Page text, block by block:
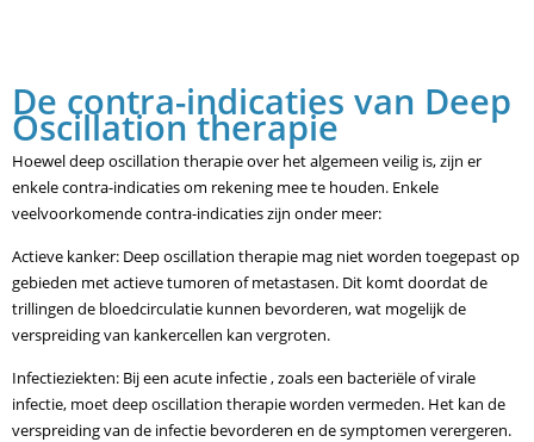
De contra-indicaties van Deep
Oscillation therapie
Hoewel deep oscillation therapie over het algemeen veilig is, zijn er
enkele contra-indicaties om rekening mee te houden. Enkele
veelvoorkomende contra-indicaties zijn onder meer:
Actieve kanker: Deep oscillation therapie mag niet worden toegepast op
gebieden met actieve tumoren of metastasen. Dit komt doordat de
trillingen de bloedcirculatie kunnen bevorderen, wat mogelijk de
verspreiding van kankercellen kan vergroten.
Infectieziekten: Bij een acute infectie , zoals een bacteriële of virale
infectie, moet deep oscillation therapie worden vermeden. Het kan de
verspreiding van de infectie bevorderen en de symptomen verergeren.